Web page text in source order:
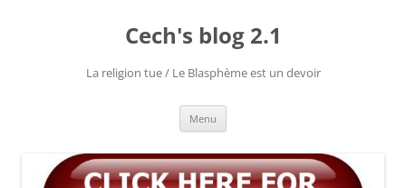
Cech's blog 2.1
La religion tue / Le Blasphème est un devoir
Menu